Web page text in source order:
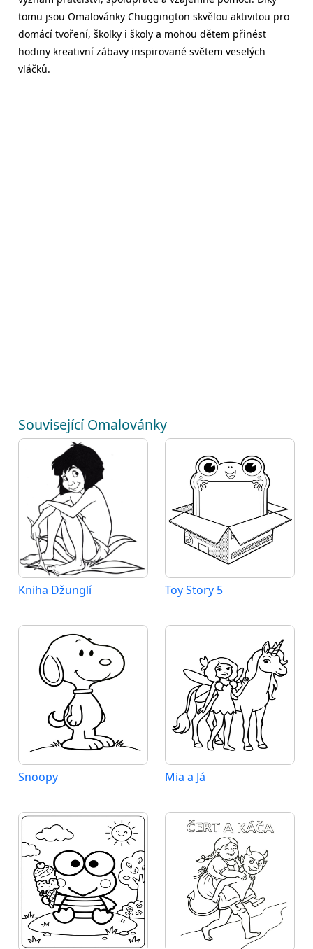
tomu jsou Omalovánky Chuggington skvělou aktivitou pro
domácí tvoření, školky i školy a mohou dětem přinést
hodiny kreativní zábavy inspirované světem veselých
vláčků.
Související Omalovánky
Kniha Džunglí Toy Story 5
Snoopy Mia a Já